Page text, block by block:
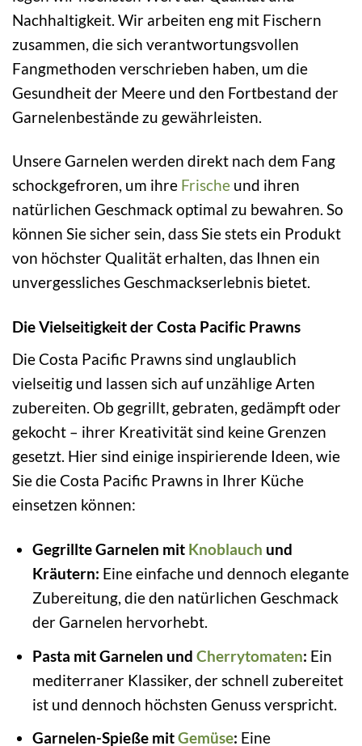
Nachhaltigkeit. Wir arbeiten eng mit Fischern
zusammen, die sich verantwortungsvollen
Fangmethoden verschrieben haben, um die
Gesundheit der Meere und den Fortbestand der
Garnelenbestände zu gewährleisten.
Unsere Garnelen werden direkt nach dem Fang
schockgefroren, um ihre Frische und ihren
natürlichen Geschmack optimal zu bewahren. So
können Sie sicher sein, dass Sie stets ein Produkt
von höchster Qualität erhalten, das Ihnen ein
unvergessliches Geschmackserlebnis bietet.
Die Vielseitigkeit der Costa Pacific Prawns
Die Costa Pacific Prawns sind unglaublich
vielseitig und lassen sich auf unzählige Arten
zubereiten. Ob gegrillt, gebraten, gedämpft oder
gekocht – ihrer Kreativität sind keine Grenzen
gesetzt. Hier sind einige inspirierende Ideen, wie
Sie die Costa Pacific Prawns in Ihrer Küche
einsetzen können:
Gegrillte Garnelen mit Knoblauch und
Kräutern: Eine einfache und dennoch elegante
Zubereitung, die den natürlichen Geschmack
der Garnelen hervorhebt.
Pasta mit Garnelen und Cherrytomaten: Ein
mediterraner Klassiker, der schnell zubereitet
ist und dennoch höchsten Genuss verspricht.
Garnelen-Spieße mitGemüse: Eine